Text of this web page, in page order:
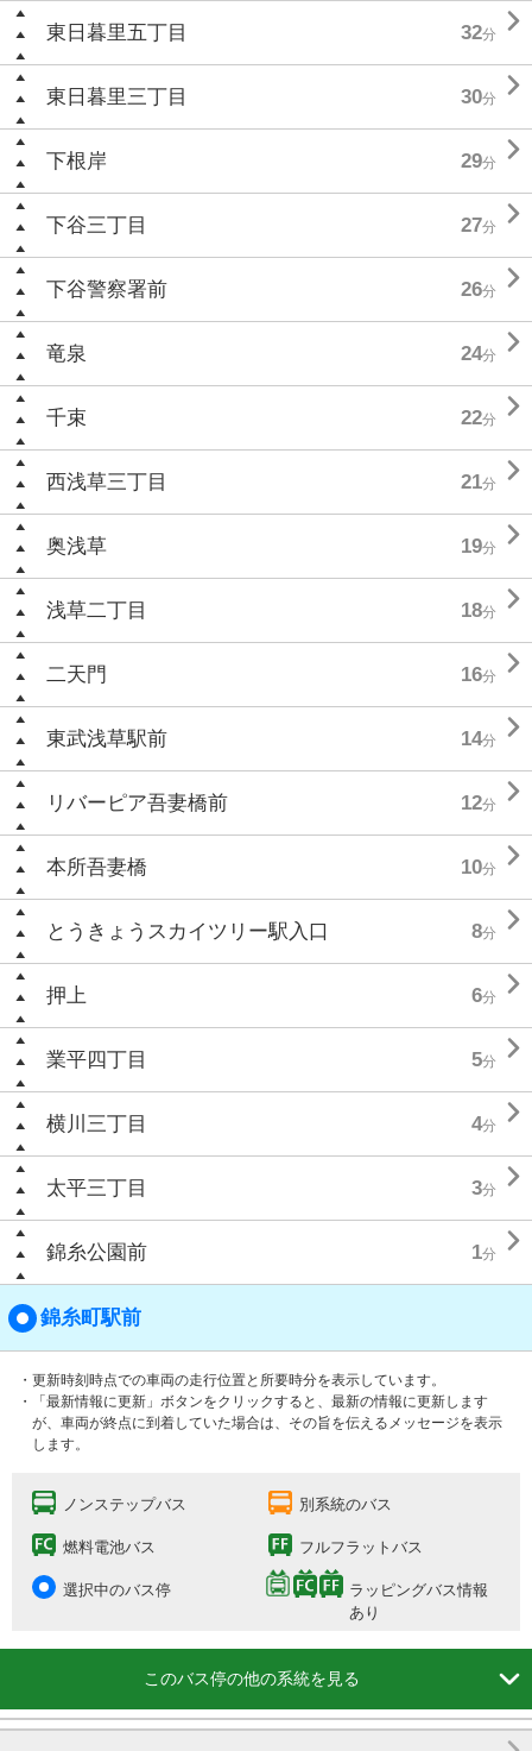
東日暮里五丁目 32分 
東日暮里三丁目 30分 
下根岸 29分 
下谷三丁目 27分 
下谷警察署前 26分 
竜泉 24分 
千束 22分 
西浅草三丁目 21分 
奥浅草 19分 
浅草二丁目 18分 
二天門 16分 
東武浅草駅前 14分 
リバーピア吾妻橋前 12分 
本所吾妻橋 10分 
とうきょうスカイツリー駅入口 8分 
押上 6分 
業平四丁目 5分 
横川三丁目 4分 
太平三丁目 3分 
錦糸公園前 1分 
錦糸町駅前
・更新時刻時点での車両の走行位置と所要時分を表示しています。
・「最新情報に更新」ボタンをクリックすると、最新の情報に更新します
が、車両が終点に到着していた場合は、その旨を伝えるメッセージを表示
します。
ノンステップバス 別系統のバス
燃料電池バス フルフラットバス
選択中のバス停
ラッピングバス情報
あり
このバス停の他の系統を見る
